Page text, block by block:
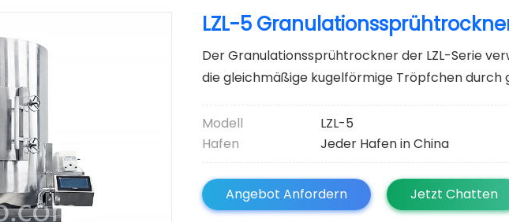
LZL-5
Der Granulationssprühtrockner der LZL-Serie
die gleichmäßige kugelförmige Tröpfchen durch
Modell LZL-5
Hafen
Jeder Hafen in China
Angebot Anfordern Jetzt Chatten